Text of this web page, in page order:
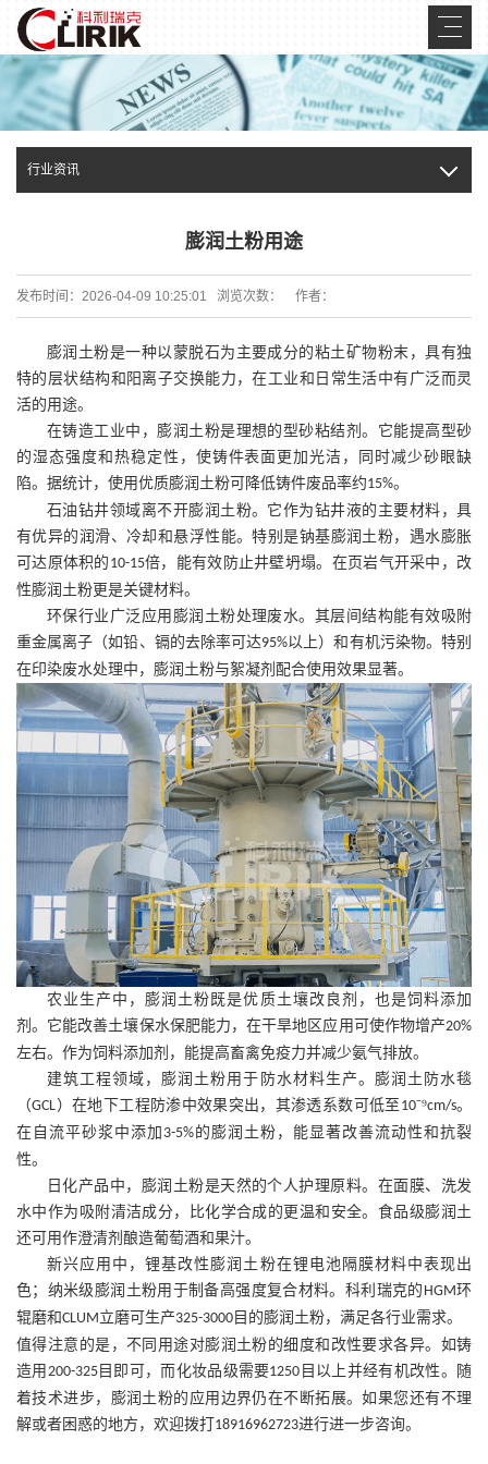
行业资讯
膨润土粉用途
发布时间：2026-04-09 10:25:01 浏览次数： 作者：
膨润土粉是一种以蒙脱石为主要成分的粘土矿物粉末，具有独
特的层状结构和阳离子交换能力，在工业和日常生活中有广泛而灵
活的用途。
在铸造工业中，膨润土粉是理想的型砂粘结剂。它能提高型砂
的湿态强度和热稳定性，使铸件表面更加光洁，同时减少砂眼缺
陷。据统计，使用优质膨润土粉可降低铸件废品率约15%。
石油钻井领域离不开膨润土粉。它作为钻井液的主要材料，具
有优异的润滑、冷却和悬浮性能。特别是钠基膨润土粉，遇水膨胀
可达原体积的 10-15倍，能有效防止井壁坍塌。在页岩气开采中，改
性膨润土粉更是关键材料。
环保行业广泛应用膨润土粉处理废水。其层间结构能有效吸附
重金属离子（如铅、镉的去除率可达95%以上）和有机污染物。特别
在印染废水处理中，膨润土粉与絮凝剂配合使用效果显著。
农业生产中，膨润土粉既是优质土壤改良剂，也是饲料添加
剂。它能改善土壤保水保肥能力，在干旱地区应用可使作物增产20%
左右。作为饲料添加剂，能提高畜禽免疫力并减少氨气排放。
建筑工程领域，膨润土粉用于防水材料生产。膨润土防水毯
（GCL）在地下工程防渗中效果突出，其渗透系数可低至 10⁻⁹cm/s。
在自流平砂浆中添加 3-5%的膨润土粉，能显著改善流动性和抗裂
性。
日化产品中，膨润土粉是天然的个人护理原料。在面膜、洗发
水中作为吸附清洁成分，比化学合成的更温和安全。食品级膨润土
还可用作澄清剂酿造葡萄酒和果汁。
新兴应用中，锂基改性膨润土粉在锂电池隔膜材料中表现出
色；纳米级膨润土粉用于制备高强度复合材料。科利瑞克的 HGM环
辊磨和CLUM立磨可生产325-3000 目的膨润土粉，满足各行业需求。
值得注意的是，不同用途对膨润土粉的细度和改性要求各异。如铸
造用 200-325目即可，而化妆品级需要1250 目以上并经有机改性。随
着技术进步，膨润土粉的应用边界仍在不断拓展。如果您还有不理
解或者困惑的地方，欢迎拨打18916962723进行进一步咨询。